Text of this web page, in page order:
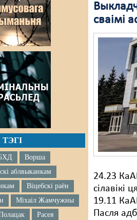
ТЭГІ
Ворша
аблвыканкам
Віцебскі раён
Міхаіл Жамчужны
Расея
сваімі
24.23
сілавікі
19.11
Пасля